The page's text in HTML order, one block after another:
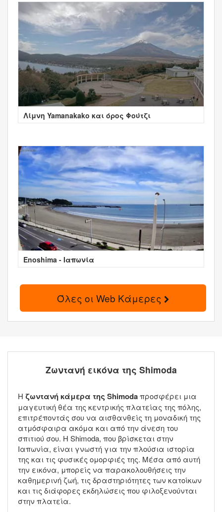
Λίμνη Yamanakako και όρος Φούτζι
Enoshima - Ιαπωνία
Όλες οι Web Κάμερες
Ζωντανή εικόνα της Shimoda
Η ζωντανή κάμερα της Shimodaπροσφέρει μια
μαγευτική θέα της κεντρικής πλατείας της πόλης,
επιτρέποντάς σου να αισθανθείς τη μοναδική της
ατμόσφαιρα ακόμα και από την άνεση του
σπιτιού σου. Η Shimoda, που βρίσκεται στην
Ιαπωνία, είναι γνωστή για την πλούσια ιστορία
της και τις φυσικές ομορφιές της. Μέσα από αυτή
την εικόνα, μπορείς να παρακολουθήσεις την
καθημερινή ζωή, τις δραστηριότητες των κατοίκων
και τις διάφορες εκδηλώσεις που φιλοξενούνται
στην πλατεία.